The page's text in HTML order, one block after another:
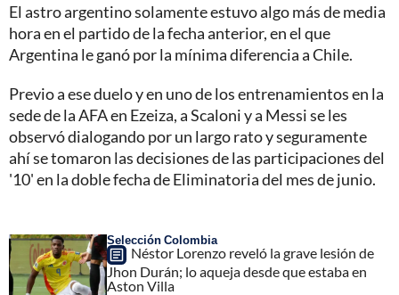
El astro argentino solamente estuvo algo más de media
hora en el partido de la fecha anterior, en el que
Argentina le ganó por la mínima diferencia a Chile.
Previo a ese duelo y en uno de los entrenamientos en la
sede de la AFA en Ezeiza, a Scaloni y a Messi se les
observó dialogando por un largo rato y seguramente
ahí se tomaron las decisiones de las participaciones del
'10' en la doble fecha de Eliminatoria del mes de junio.
Selección Colombia
Néstor Lorenzo reveló la grave lesión de
Jhon Durán; lo aqueja desde que estaba en
Aston Villa